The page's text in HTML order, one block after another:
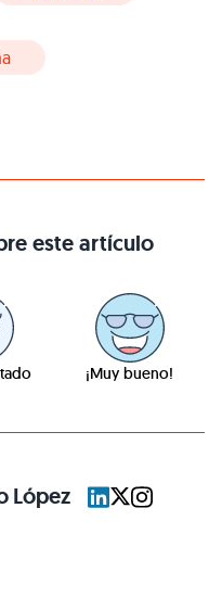
este artículo
¡Muy bueno!
López